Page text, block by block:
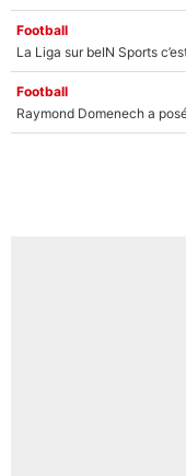
Football
Football